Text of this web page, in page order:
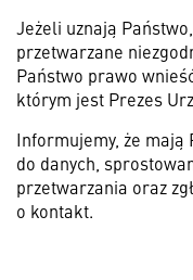
Jeżeli uznają
przetwarzane
Państwo prawo
którym jest Prezes
Informujemy, że mają
do danych,
przetwarzania oraz
o kontakt.